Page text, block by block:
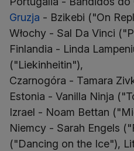
Gruzja - Bzikebi ("On
Włochy - Sal Da Vinci
Finlandia - Linda
("Liekinheitin"),
Czarnogóra - Tamara
Estonia - Vanilla Ninja
Izrael - Noam Bettan
Niemcy - Sarah Engels
("Dancing on the Ice"),